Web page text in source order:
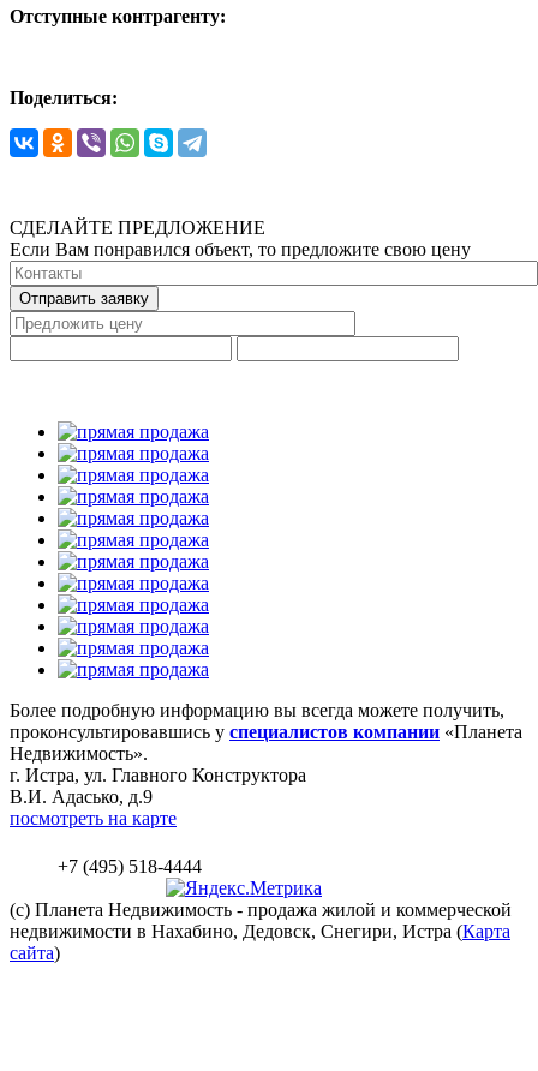
Отступные контрагенту:
Поделиться:
СДЕЛАЙТЕ ПРЕДЛОЖЕНИЕ
Если Вам понравился объект, то предложите свою цену
Отправить заявку
Более подробную информацию вы всегда можете получить,
проконсультировавшись у специалистов компании «Планета
Недвижимость».
г. Истра, ул. Главного Конструктора
В.И. Адасько, д.9
посмотреть на карте
+7 (495) 518-4444
(c) Планета Недвижимость - продажа жилой и коммерческой
недвижимости в Нахабино, Дедовск, Снегири, Истра (Карта
сайта)